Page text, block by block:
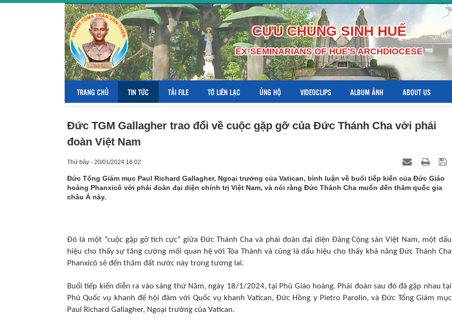
CỰU CHỦNG SINH HUẾ
EX-SEMINARIANS OF HUE'S ARCHDIOCESE
TRANG CHỦ TIN TỨC TẢI FILE TỜ LIÊN LẠC ỦNG HỘ VIDEOCLIPS ALBUM ẢNH ABOUT US
Đức TGM Gallagher trao đổi về cuộc gặp gỡ của Đức Thánh Cha với phái
đoàn Việt Nam
Thứ bảy - 20/01/2024 16:02
Đức Tổng Giám mục Paul Richard Gallagher, Ngoại trưởng của Vatican, bình luận về buổi tiếp kiến của Đức Giáo
hoàng Phanxicô với phái đoàn đại diện chính trị Việt Nam, và nói rằng Đức Thánh Cha muốn đến thăm quốc gia
châu Á này.
Đó là một “cuộc gặp gỡ tích cực” giữa Đức Thánh Cha và phái đoàn đại diện Đảng Cộng sản Việt Nam, một dấu
hiệu cho thấy sự tăng cường mối quan hệ với Tòa Thánh và cũng là dấu hiệu cho thấy khả năng Đức Thánh Cha
Phanxicô sẽ đến thăm đất nước này trong tương lai.
Buổi tiếp kiến diễn ra vào sáng thứ Năm, ngày 18/1/2024, tại Phủ Giáo hoàng. Phái đoàn sau đó đã gặp nhau tại
Phủ Quốc vụ khanh để hội đàm với Quốc vụ khanh Vatican, Đức Hồng y Pietro Parolin, và Đức Tổng Giám mục
Paul Richard Gallagher, Ngoại trưởng của Vatican.